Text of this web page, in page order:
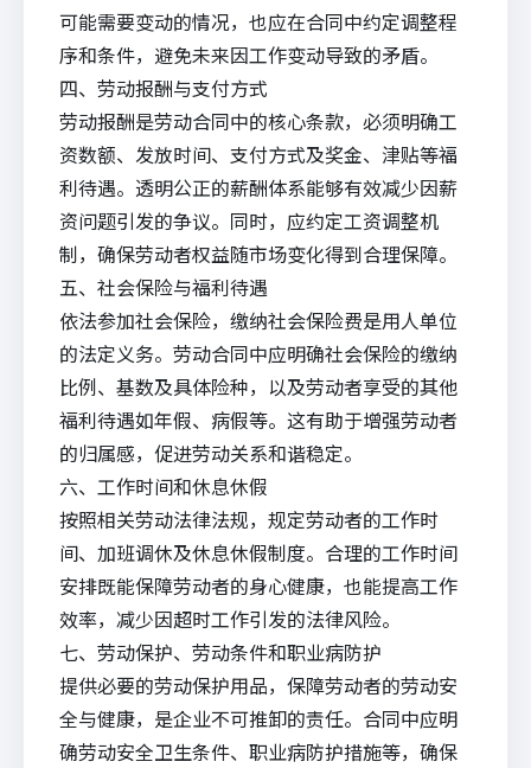
可能需要变动的情况，也应在合同中约定调整程
序和条件，避免未来因工作变动导致的矛盾。
四、劳动报酬与支付方式
劳动报酬是劳动合同中的核心条款，必须明确工
资数额、发放时间、支付方式及奖金、津贴等福
利待遇。透明公正的薪酬体系能够有效减少因薪
资问题引发的争议。同时，应约定工资调整机
制，确保劳动者权益随市场变化得到合理保障。
五、社会保险与福利待遇
依法参加社会保险，缴纳社会保险费是用人单位
的法定义务。劳动合同中应明确社会保险的缴纳
比例、基数及具体险种，以及劳动者享受的其他
福利待遇如年假、病假等。这有助于增强劳动者
的归属感，促进劳动关系和谐稳定。
六、工作时间和休息休假
按照相关劳动法律法规，规定劳动者的工作时
间、加班调休及休息休假制度。合理的工作时间
安排既能保障劳动者的身心健康，也能提高工作
效率，减少因超时工作引发的法律风险。
七、劳动保护、劳动条件和职业病防护
提供必要的劳动保护用品，保障劳动者的劳动安
全与健康，是企业不可推卸的责任。合同中应明
确劳动安全卫生条件、职业病防护措施等，确保